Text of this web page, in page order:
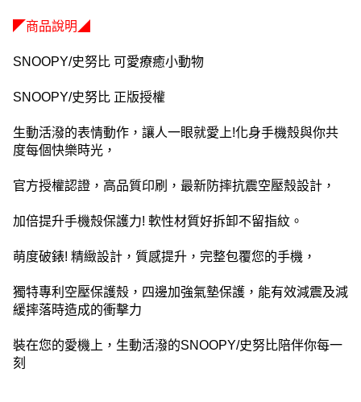
◤商品說明◢
SNOOPY/史努比 可愛療癒小動物
SNOOPY/史努比 正版授權
生動活潑的表情動作，讓人一眼就愛上!化身手機殼與你共
度每個快樂時光，
官方授權認證，高品質印刷，最新防摔抗震空壓殼設計，
加倍提升手機殼保護力! 軟性材質好拆卸不留指紋。
萌度破錶! 精緻設計，質感提升，完整包覆您的手機，
獨特專利空壓保護殼，四邊加強氣墊保護，能有效減震及減
緩摔落時造成的衝擊力
裝在您的愛機上，生動活潑的SNOOPY/史努比陪伴你每一
刻